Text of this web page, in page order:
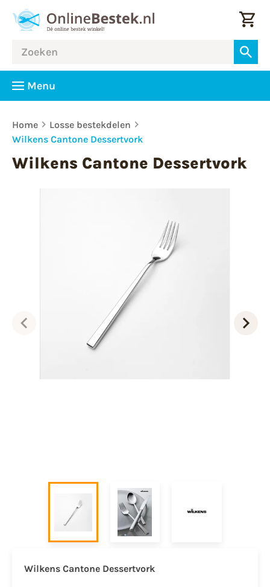
Menu
Home
Losse bestekdelen
Wilkens Cantone Dessertvork
Wilkens Cantone Dessertvork
Wilkens Cantone Dessertvork